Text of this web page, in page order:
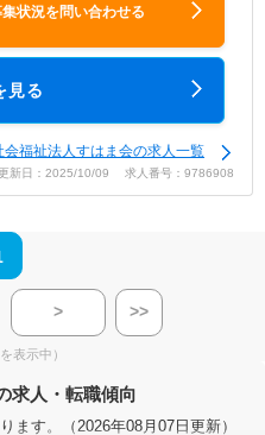
状況を問い合わせる
見る
会福祉法人すはま会の求人一覧
新日：2025/10/09 求人番号：9786908
> >>
表示中）
求人・転職傾向
ます。（2026年08月07日更新）